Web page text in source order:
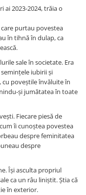
2023-2024, trăia o
purtau povestea
în tihnă în dulap, ca
sale în societate. Era
iubirii și
cu poveștile învăluite în
și jumătatea în toate
Fiecare piesă de
îi cunoștea povestea
despre feminitatea
despre
Își asculta propriul
ca un râu liniștit. Știa că
în exterior.